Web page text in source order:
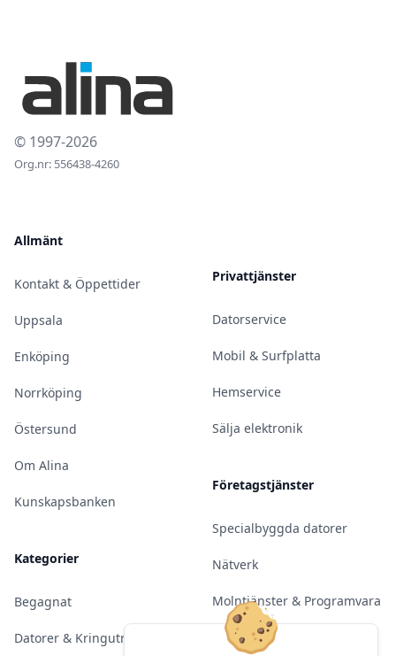
© 1997-2026
Org.nr: 556438-4260
Allmänt
Kontakt & Öppettider
Uppsala
Enköping
Norrköping
Östersund
Om Alina
Kunskapsbanken
Kategorier
Begagnat
Datorer & Kringutrustning
Privattjänster
Datorservice
Mobil & Surfplatta
Hemservice
Sälja elektronik
Företagstjänster
Specialbyggda datorer
Nätverk
Molntjänster & Programvara
Server & Backup